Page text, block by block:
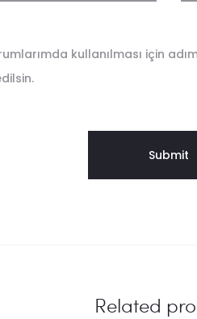
kullanılması için
Related